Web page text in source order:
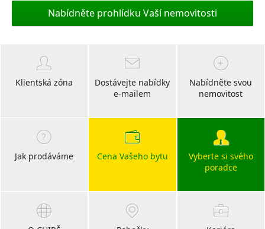
Nabídněte prohlídku Vaší nemovitosti
Klientská zóna
Dostávejte nabídky
e-mailem
Nabídněte svou
nemovitost
Jak prodáváme Cena Vašeho bytu
Vyberte si svého
poradce